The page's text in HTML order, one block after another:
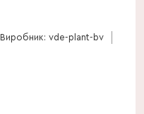
Виробник: vde-plant-bv